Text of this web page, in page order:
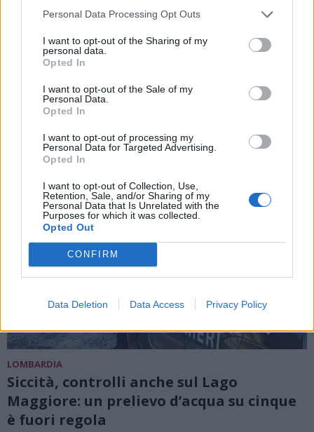
Personal Data Processing Opt Outs
I want to opt-out of the Sharing of my
personal data.
Opted In
I want to opt-out of the Sale of my
Personal Data.
Opted In
I want to opt-out of processing my
Personal Data for Targeted Advertising.
Opted In
I want to opt-out of Collection, Use,
Retention, Sale, and/or Sharing of my
Personal Data that Is Unrelated with the
Purposes for which it was collected.
Opted Out
CONFIRM
Data Deletion Data Access Privacy Policy
DALLA HOME
LOMBARDIA
Siccità, controlli anche sul Lago
Maggiore: un prelievo d’acqua su cinque
è fuori regola